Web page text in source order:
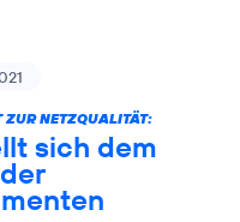
ZUR NETZQUALITÄT:
sich dem